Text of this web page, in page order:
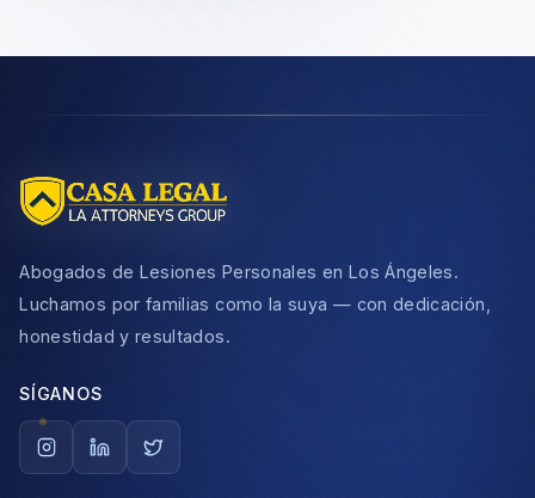
Abogados de Lesiones Personales en Los Ángeles.
Luchamos por familias como la suya — con dedicación,
honestidad y resultados.
SÍGANOS